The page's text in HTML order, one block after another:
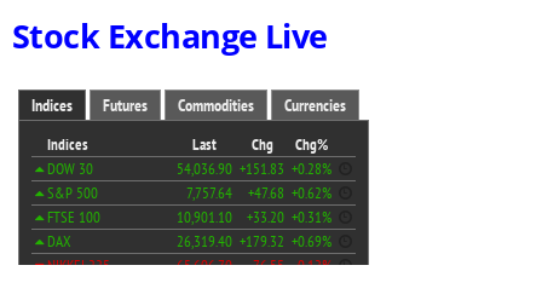
Stock Exchange Live